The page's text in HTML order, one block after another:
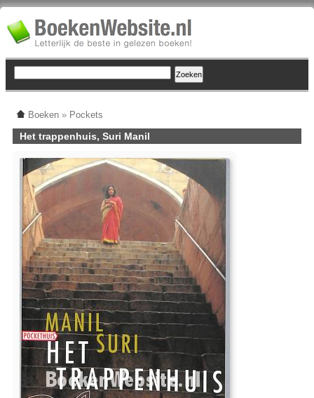
Boeken » Pockets
Het trappenhuis, Suri Manil